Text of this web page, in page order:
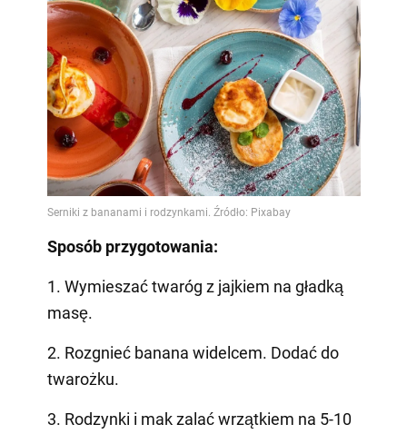
Sposób przygotowania:
1. Wymieszać twaróg z jajkiem na gładką
masę.
2. Rozgnieć banana widelcem. Dodać do
twarożku.
3. Rodzynki i mak zalać wrzątkiem na 5-10